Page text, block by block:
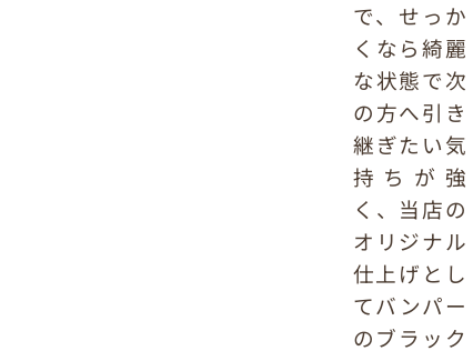
で、せっか
くなら綺麗
な状態で次
の方へ引き
継ぎたい気
持ちが強
く、当店の
オリジナル
仕上げとし
てバンパー
のブラック